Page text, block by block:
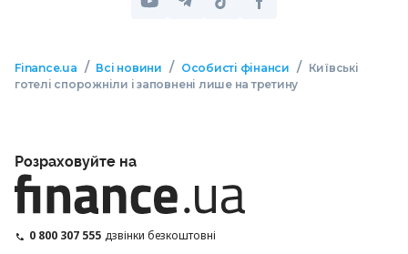
Finance.ua / Всі новини / Особисті фінанси /
Київські
готелі спорожніли і заповнені лише на третину
Розраховуйте на
0 800 307 555 дзвінки безкоштовні